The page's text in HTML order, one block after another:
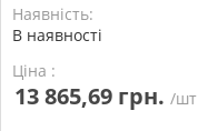
Наявність:
В наявності
Ціна :
13 865,69 грн. /шт